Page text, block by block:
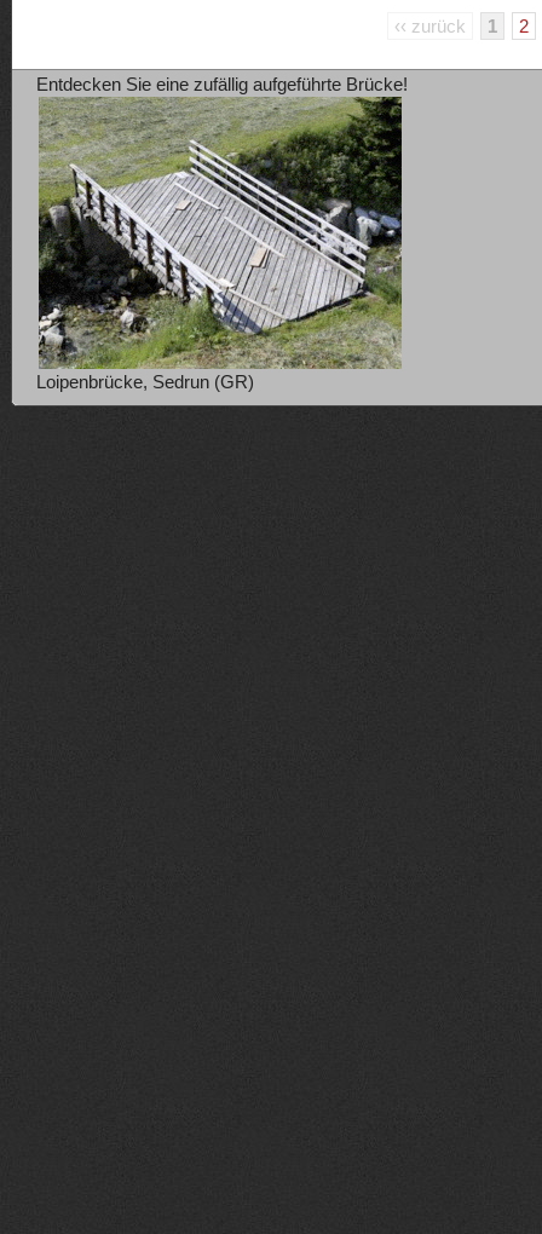
‹‹ zurück 1 2
Entdecken Sie eine zufällig aufgeführte Brücke!
Loipenbrücke, Sedrun (GR)